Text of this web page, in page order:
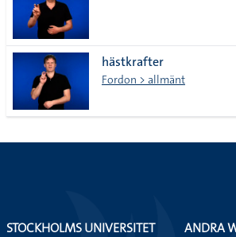
hästkrafter
Fordon > allmänt
STOCKHOLMS UNIVERSITET
ANDRA